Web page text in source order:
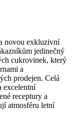
novou exkluzivní
jedinečný
cukrovinek, který
a
prodejen. Celá
excelentní
receptury a
atmosféru letní